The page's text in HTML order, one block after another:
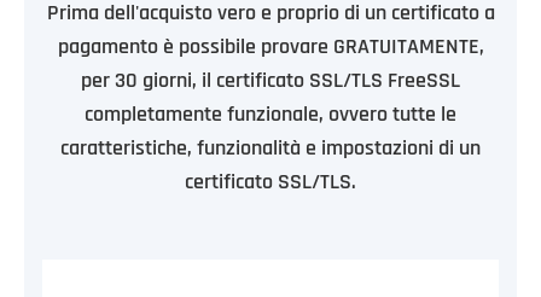
Prima dell'acquisto vero e proprio di un certificato a
pagamento è possibile provare GRATUITAMENTE,
per 30 giorni, il certificato SSL/TLS FreeSSL
completamente funzionale, ovvero tutte le
caratteristiche, funzionalità e impostazioni di un
certificato SSL/TLS.